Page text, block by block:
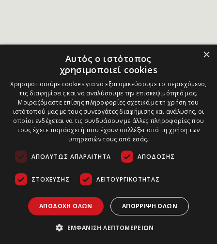
×
Αυτός ο ιστότοπος
χρησιμοποιεί cookies
Χρησιμοποιούμε cookies για να εξατομικεύσουμε το περιεχόμενο,
τις διαφημίσεις και να αναλύσουμε την επισκεψιμότητά μας.
Μοιραζόμαστε επίσης πληροφορίες σχετικά με τη χρήση του
ιστότοπού μας με τους συνεργάτες διαφήμισης και ανάλυσης, οι
οποίοι ενδέχεται να τις συνδυάσουν με άλλες πληροφορίες που
τους έχετε παράσχει ή που έχουν συλλέξει από τη χρήση των
υπηρεσιών τους από εσάς.
ΑΠΟΛΎΤΩΣ ΑΠΑΡΑΊΤΗΤΑ ΑΠΌΔΟΣΗΣ
ΣΤΌΧΕΥΣΗΣ ΛΕΙΤΟΥΡΓΙΚΌΤΗΤΑΣ
ΑΠΟΔΟΧΉ ΌΛΩΝ ΑΠΌΡΡΙΨΗ ΌΛΩΝ
ΕΜΦΆΝΙΣΗ ΛΕΠΤΟΜΕΡΕΙΏΝ